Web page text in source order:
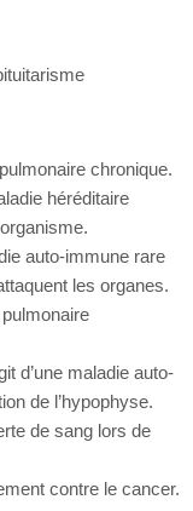
chronique.
héréditaire
auto-immune rare
les organes.
pulmonaire
d’une maladie auto-
de l’hypophyse.
de sang lors de
contre le cancer.